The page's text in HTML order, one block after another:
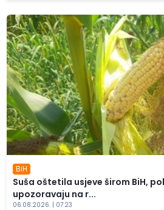
BiH
Suša oštetila usjeve širom BiH,
upozoravaju na r...
06.08.2026. | 07:23